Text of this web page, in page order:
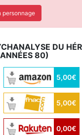
personnage
DU
80)
5,00€
5,00€
0,00€